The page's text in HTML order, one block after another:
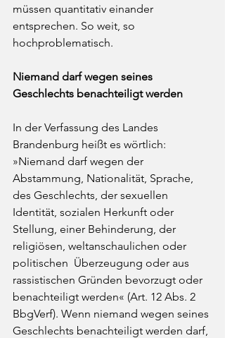
müssen quantitativ einander
entsprechen. So weit, so
hochproblematisch.
Niemand darf wegen seines
Geschlechts benachteiligt werden
In der Verfassung des Landes
Brandenburg heißt es wörtlich:
»Niemand darf wegen der
Abstammung, Nationalität, Sprache,
des Geschlechts, der sexuellen
Identität, sozialen Herkunft oder
Stellung, einer Behinderung, der
religiösen, weltanschaulichen oder
politischen  Überzeugung oder aus
rassistischen Gründen bevorzugt oder
benachteiligt werden« (Art. 12 Abs. 2
BbgVerf). Wenn niemand wegen seines
Geschlechts benachteiligt werden darf,